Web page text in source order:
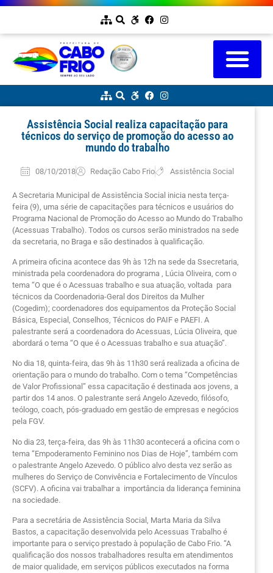
Assistência Social realiza capacitação para
técnicos do serviço de promoção do acesso ao
mundo do trabalho
08/10/2018 Redação Cabo Frio Assistência Social
A Secretaria Municipal de Assistência Social inicia nesta terça-
feira (9), uma série de capacitações para técnicos e usuários do
Programa Nacional de Promoção do Acesso ao Mundo do Trabalho
(Acessuas Trabalho). Todos os cursos serão ministrados na sede
da secretaria, no Braga e são destinados à qualificação.
A primeira oficina acontece das 9h às 12h na sede da Ssecretaria,
ministrada pela coordenadora do programa , Lúcia Oliveira, com o
tema “O que é o Acessuas trabalho e sua atuação, voltada para
técnicos da Coordenadoria-Geral dos Direitos da Mulher
(Cogedim); coordenadores dos equipamentos da Proteção Social
Básica, Especial, Conselhos, Técnicos do PAIF e PAEFI. A
palestrante será a coordenadora do Acessuas, Lúcia Oliveira, que
abordará o tema “O que é o Acessuas trabalho e sua atuação”.
No dia 18, quinta-feira, das 9h às 11h30 será realizada a oficina de
orientação para o mundo do trabalho. Com o tema “Competências
de Valor Profissional” essa capacitação é destinada aos jovens, a
partir dos 14 anos. O palestrante será Angelo Azevedo, filósofo,
teólogo, coach, pós-graduado em gestão de empresas e negócios
pela FGV.
No dia 23, terça-feira, das 9h às 11h30 acontecerá a oficina com o
tema “Empoderamento Feminino nos Dias de Hoje”, também com
o palestrante Angelo Azevedo. O público alvo desta vez serão as
mulheres do Serviço de Convivência e Fortalecimento de Vínculos
(SCFV). A oficina vai trabalhar a importância da liderança feminina
na sociedade.
Para a secretária de Assistência Social, Marta Maria da Silva
Bastos, a capacitação desenvolvida pelo Acessuas Trabalho é
importante para o serviço prestado à população de Cabo Frio. “A
qualificação dos nossos trabalhadores resulta em atendimentos
de maior qualidade, em serviços públicos executados na forma